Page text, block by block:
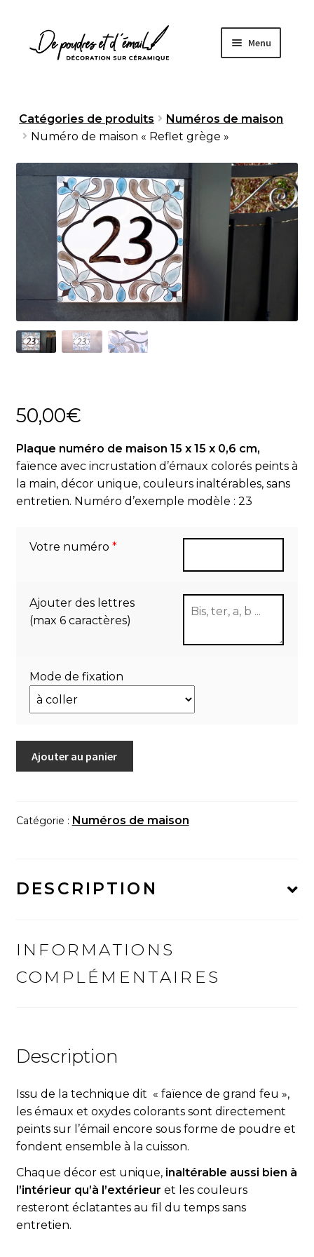
contenu
Menu
Boutique
menu
enfant
À propos
Fabrication artisanale
Sur mesure
Actualités
Catégories de produits
Numéros de maison
Numéro de maison « Reflet grège »
50,00€
Plaque numéro de maison 15 x 15 x 0,6 cm,
faïence avec incrustation d’émaux colorés peints à
la main, décor unique, couleurs inaltérables, sans
entretien. Numéro d’exemple modèle : 23
Votre numéro *
Ajouter des lettres
(max 6 caractères)
Mode de fixation
maison
Ajouter au panier
Catégorie : Numéros de maison
DESCRIPTION
INFORMATIONS
COMPLÉMENTAIRES
Description
Issu de la technique dit « faïence de grand feu »,
les émaux et oxydes colorants sont directement
peints sur l’émail encore sous forme de poudre et
fondent ensemble à la cuisson.
Chaque décor est unique, inaltérable aussi bien à
l’intérieur qu’à l’extérieur et les couleurs
resteront éclatantes au fil du temps sans
entretien.